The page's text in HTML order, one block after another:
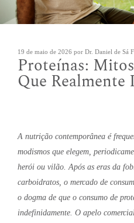
Publicado
em
19 de maio de 2026 por Dr. Daniel de Sá
Proteínas:
Que
A nutrição contemporânea é
modismos que elegem,
herói ou vilão. Após as eras da
carboidratos, o mercado de
o dogma de que o consumo de
indefinidamente. O apelo